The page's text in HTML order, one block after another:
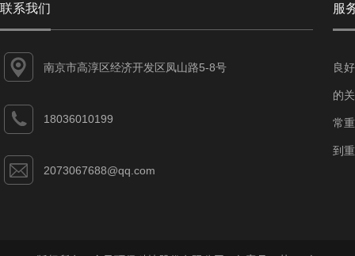
联系我们
南京市高淳区经济开发区凤山路5-8号
18036010199
2073067688@qq.com
服
良
的
常
到